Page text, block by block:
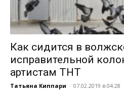
Как сидится в
исправительной
артистам ТНТ
Татьяна Киппари - 07.02.2019 в 04:28